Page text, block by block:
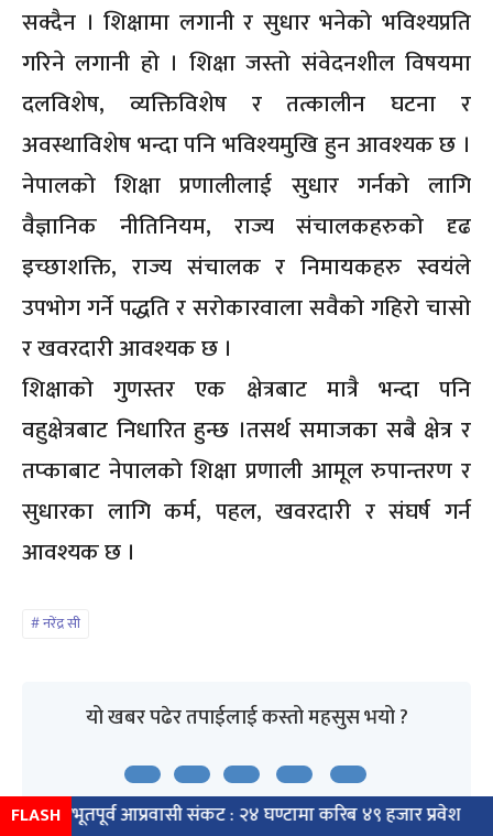
सक्दैन । शिक्षामा लगानी र सुधार भनेको भविश्यप्रति
गरिने लगानी हो । शिक्षा जस्तो संवेदनशील विषयमा
दलविशेष, व्यक्तिविशेष र तत्कालीन घटना र
अवस्थाविशेष भन्दा पनि भविश्यमुखि हुन आवश्यक छ ।
नेपालको शिक्षा प्रणालीलाई सुधार गर्नको लागि
वैज्ञानिक नीतिनियम, राज्य संचालकहरुको दृढ
इच्छाशक्ति, राज्य संचालक र निमायकहरु स्वयंले
उपभोग गर्ने पद्धति र सरोकारवाला सवैको गहिरो चासो
र खवरदारी आवश्यक छ ।
शिक्षाको गुणस्तर एक क्षेत्रबाट मात्रै भन्दा पनि
वहुक्षेत्रबाट निधारित हुन्छ ।तसर्थ समाजका सबै क्षेत्र र
तप्काबाट नेपालको शिक्षा प्रणाली आमूल रुपान्तरण र
सुधारका लागि कर्म, पहल, खवरदारी र संघर्ष गर्न
आवश्यक छ ।
नरेंद्र सी
यो खबर पढेर तपाईलाई कस्तो महसुस भयो ?
FLASHआप्रवासी संकट : २४ घण्टामा करिब ४९ हजार प्रवेश